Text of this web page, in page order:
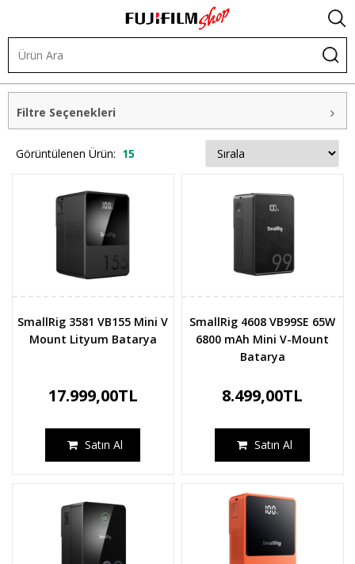
Batarya ve Güç Çözümleri V-Mount Bataryalar
Filtre Seçenekleri
Görüntülenen Ürün: 15
SmallRig 3581 VB155 Mini V
Mount Lityum Batarya
17.999,00TL
Satın Al
SmallRig 4608 VB99SE 65W
6800 mAh Mini V-Mount
Batarya
8.499,00TL
Satın Al